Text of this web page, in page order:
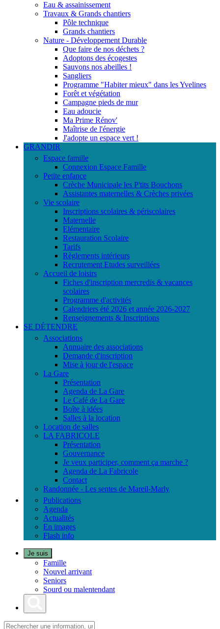
Eau & assainissement
Travaux & Grands chantiers
Pôle technique
Grands chantiers
Nature - Développement Durable
Que faire de nos déchets ?
Adoptons des écogestes
Sauvons nos abeilles !
Sangliers
Programme "Habiter mieux" dans les Yvelines
Forêt et végétation
Campagne pieds de mur
Eau adoucie
Ma Prime Rénov'
Maîtrise de l'énergie
J'adopte un espace vert !
GRANDIR
Espace famille
Connexion Espace Famille
Petite enfance
Crèche Municipale les P'tits Bouchons
Assistantes maternelles & Crèches privées
Vie scolaire
Inscriptions scolaires & périscolaires
Maternelle
Elémentaire
Restauration Scolaire
Tarifs
Règlements intérieurs
Recrutement Etudes surveillées
Accueil de loisirs
Fiches d'inscription mercredis & vacances
scolaires
Programme d'activités
Calendriers été 2026 et année 2026-2027
Renseignements & Inscriptions
SE DÉTENDRE
Associations
Annuaire des associations
Demande d'inscription
Mise à jour de l'espace
La Gare
Présentation
Agenda de La Gare
Le Café de La Gare
Boîte à idées
Salles à la location
Location de salles
LA FABRICOLE
Présentation
Gouvernance
Je veux participer, comment ça marche ?
Agenda de La Fabricole
Contact
Randonnée - Les sentes de Mareil-Marly
Publications
Agenda
Actualités
En images
Flash info
Je suis
Famille
Nouvel arrivant
Seniors
Sourd ou malentendant